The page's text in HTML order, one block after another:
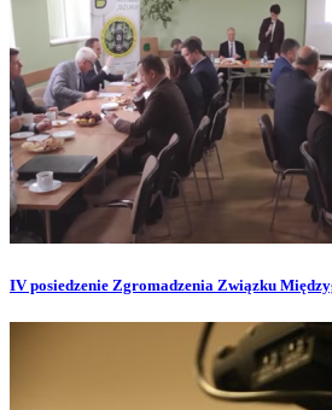
IV posiedzenie Zgromadzenia Związku